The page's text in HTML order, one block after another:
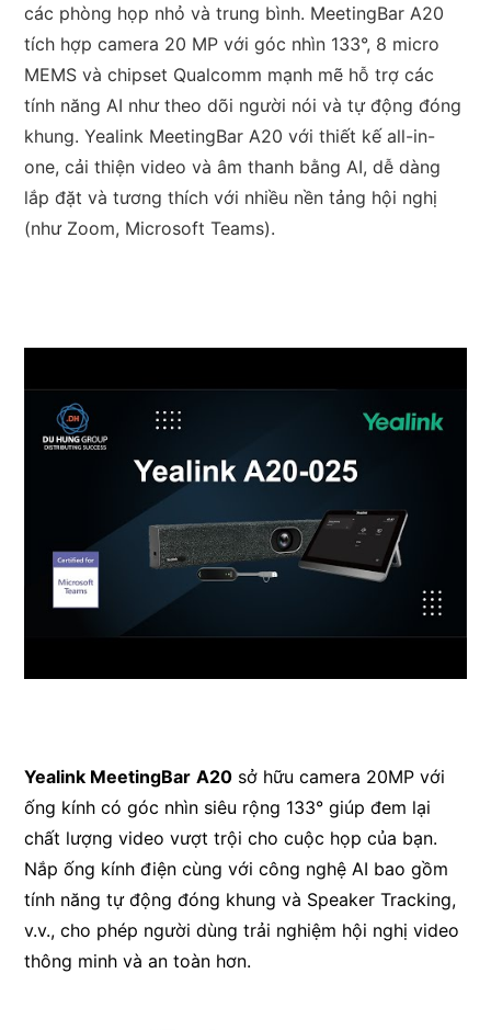
các phòng họp nhỏ và trung bình. MeetingBar A20
tích hợp camera 20 MP với góc nhìn 133°, 8 micro
MEMS và chipset Qualcomm mạnh mẽ hỗ trợ các
tính năng AI như theo dõi người nói và tự động đóng
khung. Yealink MeetingBar A20 với thiết kế all-in-
one, cải thiện video và âm thanh bằng AI, dễ dàng
lắp đặt và tương thích với nhiều nền tảng hội nghị
(như Zoom, Microsoft Teams).
Yealink MeetingBar A20 sở hữu camera 20MP với
ống kính có góc nhìn siêu rộng 133° giúp đem lại
chất lượng video vượt trội cho cuộc họp của bạn.
Nắp ống kính điện cùng với công nghệ AI bao gồm
tính năng tự động đóng khung và Speaker Tracking,
v.v., cho phép người dùng trải nghiệm hội nghị video
thông minh và an toàn hơn.